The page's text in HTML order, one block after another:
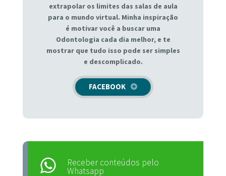
extrapolar os limites das salas de aula
para o mundo virtual. Minha inspiração
é motivar você a buscar uma
Odontologia cada dia melhor, e te
mostrar que tudo isso pode ser simples
e descomplicado.
FACEBOOK
Receber conteúdos pelo
Whatsapp